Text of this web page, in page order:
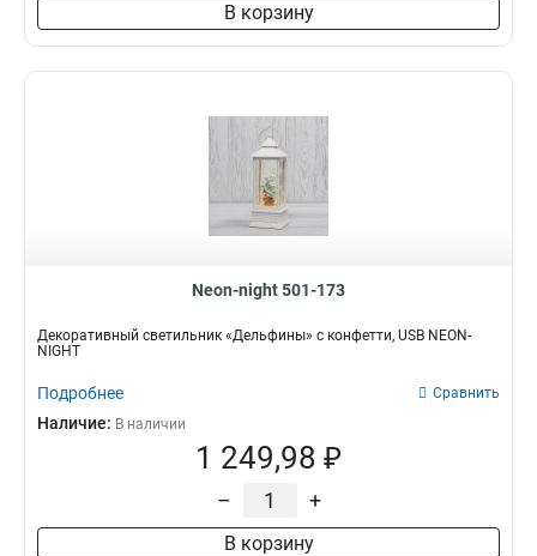
В корзину
Neon-night 501-173
Декоративный светильник «Дельфины» с конфетти, USB NEON-
NIGHT
Подробнее Сравнить
Наличие: В наличии
1 249,98 ₽
– +
В корзину